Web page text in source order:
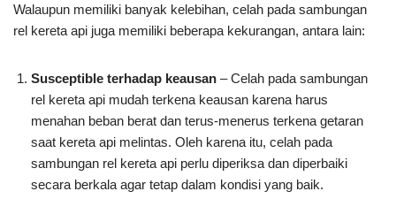
Walaupun memiliki banyak kelebihan, celah pada sambungan
rel kereta api juga memiliki beberapa kekurangan, antara lain:
Susceptible terhadap keausan – Celah pada sambungan
rel kereta api mudah terkena keausan karena harus
menahan beban berat dan terus-menerus terkena getaran
saat kereta api melintas. Oleh karena itu, celah pada
sambungan rel kereta api perlu diperiksa dan diperbaiki
secara berkala agar tetap dalam kondisi yang baik.